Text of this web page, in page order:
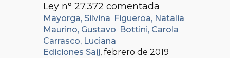
Ley n° 27.372 comentada
Mayorga, Silvina; Figueroa, Natalia;
Maurino, Gustavo; Bottini, Carola
Carrasco, Luciana
Ediciones Saij, febrero de 2019